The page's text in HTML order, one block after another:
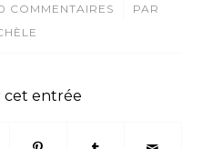
COMMENTAIRES
/
PAR
cet entrée